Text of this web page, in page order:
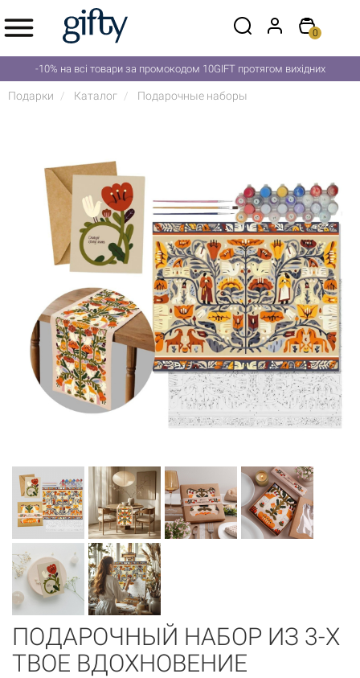
0
-10% на всі товари за промокодом 10GIFT протягом вихідних
Подарки Каталог Подарочные наборы
ПОДАРОЧНЫЙ НАБОР ИЗ 3-Х
ТВОЕ ВДОХНОВЕНИЕ